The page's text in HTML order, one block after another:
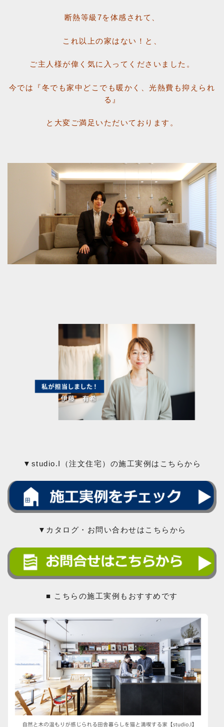
断熱等級7を体感されて、
これ以上の家はない！と、
ご主人様が偉く気に入ってくださいました。
今では『冬でも家中どこでも暖かく、光熱費も抑えられ
る』
と大変ご満足いただいております。
▼studio.I（注文住宅）の施工実例はこちらから
▼カタログ・お問い合わせはこちらから
■ こちらの施工実例もおすすめです